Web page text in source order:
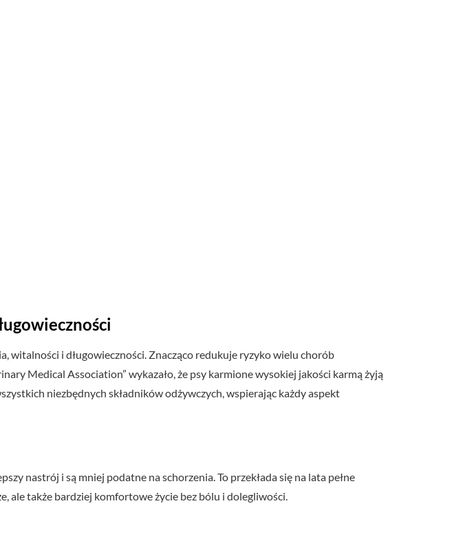
i długowieczności. Znacząco redukuje ryzyko wielu chorób
Medical Association” wykazało, że psy karmione wysokiej jakości karmą żyją
niezbędnych składników odżywczych, wspierając każdy aspekt
nastrój i są mniej podatne na schorzenia. To przekłada się na lata pełne
ale także bardziej komfortowe życie bez bólu i dolegliwości.